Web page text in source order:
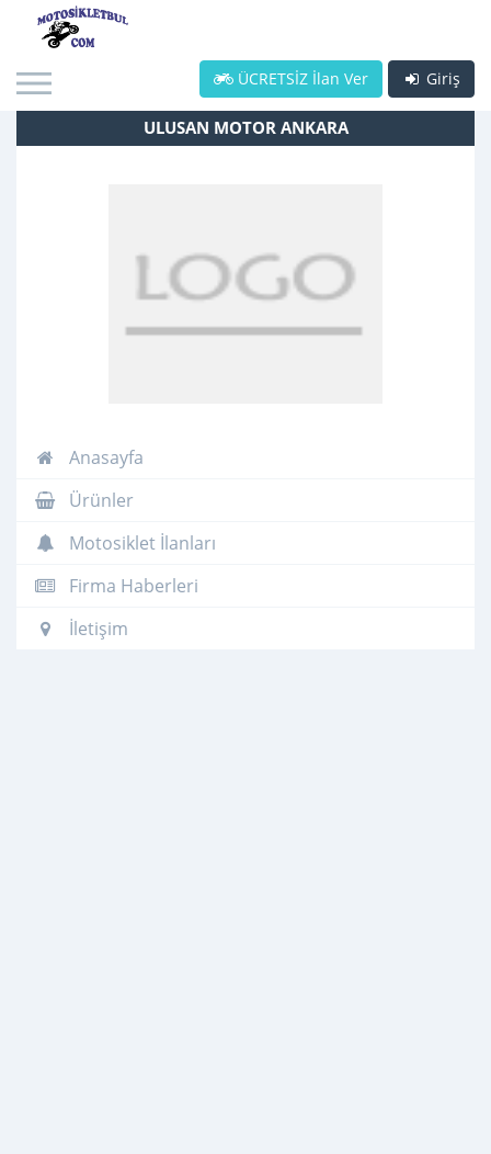
Giriş
ÜCRETSİZ İlan Ver
ULUSAN MOTOR ANKARA
Anasayfa
Ürünler
Motosiklet İlanları
Firma Haberleri
İletişim